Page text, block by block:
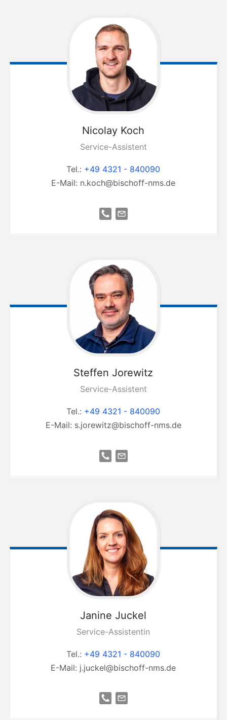
Nicolay Koch
Service-Assistent
Tel.: +49 4321 - 840090
E-Mail: n.koch@bischoff-nms.de
Steffen Jorewitz
Service-Assistent
Tel.: +49 4321 - 840090
E-Mail: s.jorewitz@bischoff-nms.de
Janine Juckel
Service-Assistentin
Tel.: +49 4321 - 840090
E-Mail: j.juckel@bischoff-nms.de